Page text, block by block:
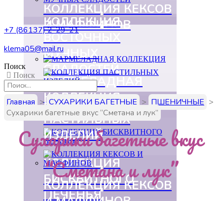
КОЛЛЕКЦИЯ КЕКСОВ
И МАФФИНОВ
МАРМЕЛАДНАЯ
КОЛЛЕКЦИЯ
КОЛЛЕКЦИЯ
БИСКВИТНОГО
ПЕЧЕНЬЯ
КОЛЛЕКЦИЯ
ВОСТОЧНЫХ
МУЧНЫХ
СЛАДОСТЕЙ
КОЛЛЕКЦИЯ
ПАСТИЛЬНЫХ
ИЗДЕЛИЙ
КОЛЛЕКЦИЯ КЕКСОВ
+7 (86137) 2-29-21
klema05@mail.ru
Поиск
Поиск
Главная > СУХАРИКИ БАГЕТНЫЕ > ПШЕНИЧНЫЕ >
Сухарики багетные вкус “Сметана и лук”
Сухарики багетные вкус
“Сметана и лук”